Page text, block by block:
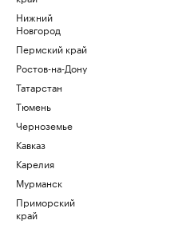
Нижний
Новгород
Пермский край
Ростов-на-Дону
Татарстан
Тюмень
Черноземье
Кавказ
Карелия
Мурманск
Приморский
край